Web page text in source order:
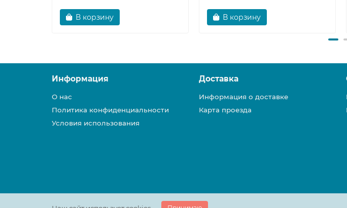
В корзину В корзину
Информация
О нас
Политика конфиденциальности
Условия использования
Доставка
Информация о доставке
Карта проезда